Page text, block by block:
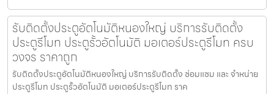
รับติดตั้งประตูอัตโนมัติหนองใหญ่ บริการรับติดตั้ง
ประตูรีโมท ประตูรั้วอัตโนมัติ มอเตอร์ประตูรีโมท ครบ
วงจร ราคาถูก
รับติดตั้งประตูอัตโนมัติหนองใหญ่ บริการรับติดตั้ง ซ่อมแซม และ จำหน่าย
ประตูรีโมท ประตูรั้วอัตโนมัติ มอเตอร์ประตูรีโมท ราค